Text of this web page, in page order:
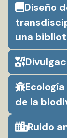
Diseño
una
de la
Ruido